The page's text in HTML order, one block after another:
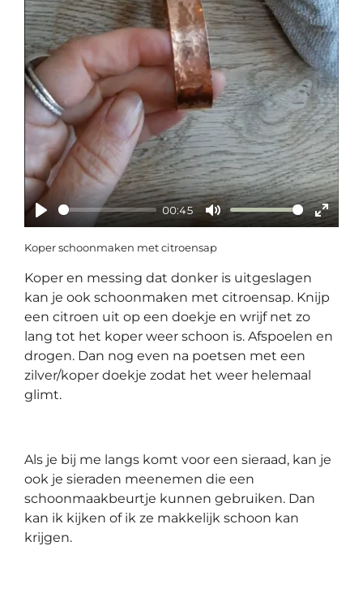
P
l
a
y
00:45
M
u
t
e
E
e
f
r
a
y
Koper schoonmaken met citroensap
Koper en messing dat donker is uitgeslagen
kan je ook schoonmaken met citroensap. Knijp
een citroen uit op een doekje en wrijf net zo
lang tot het koper weer schoon is. Afspoelen en
drogen. Dan nog even na poetsen met een
zilver/koper doekje zodat het weer helemaal
glimt.
Als je bij me langs komt voor een sieraad, kan je
ook je sieraden meenemen die een
schoonmaakbeurtje kunnen gebruiken. Dan
kan ik kijken of ik ze makkelijk schoon kan
krijgen.